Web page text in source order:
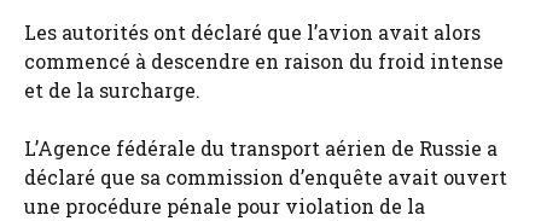
Les autorités ont déclaré que l’avion avait alors
commencé à descendre en raison du froid intense
et de la surcharge.
L’Agence fédérale du transport aérien de Russie a
déclaré que sa commission d’enquête avait ouvert
une procédure pénale pour violation de la